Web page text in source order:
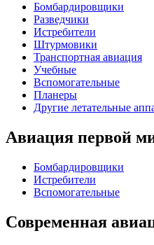
Бомбардировщики
Разведчики
Истребители
Штурмовики
Транспортная авиация
Учебные
Вспомогательные
Планеры
Другие летательные
Авиация первой
Бомбардировщики
Истребители
Вспомогательные
Современная